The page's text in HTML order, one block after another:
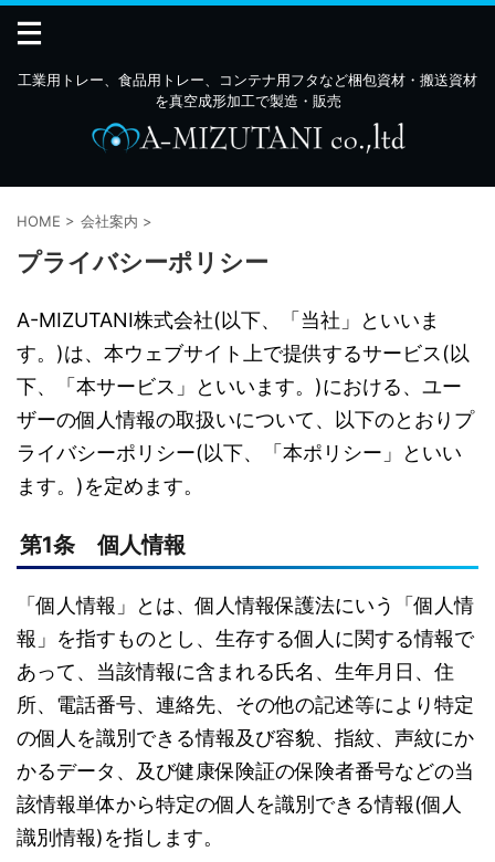
工業用トレー、食品用トレー、コンテナ用フタなど梱包資材・搬送資材
を真空成形加工で製造・販売
HOME > 会社案内 >
プライバシーポリシー
A-MIZUTANI株式会社(以下、「当社」といいま
す。)は、本ウェブサイト上で提供するサービス(以
下、「本サービス」といいます。)における、ユー
ザーの個人情報の取扱いについて、以下のとおりプ
ライバシーポリシー(以下、「本ポリシー」といい
ます。)を定めます。
第1条 個人情報
「個人情報」とは、個人情報保護法にいう「個人情
報」を指すものとし、生存する個人に関する情報で
あって、当該情報に含まれる氏名、生年月日、住
所、電話番号、連絡先、その他の記述等により特定
の個人を識別できる情報及び容貌、指紋、声紋にか
かるデータ、及び健康保険証の保険者番号などの当
該情報単体から特定の個人を識別できる情報(個人
識別情報)を指します。